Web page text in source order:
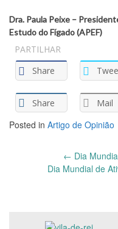
Dra. Paula Peixe –
Estudo do Fígado (APEF)
PARTILHAR
Share
Share Mail
Posted in Artigo de Opinião
navigation
← Dia
Dia Mundial de